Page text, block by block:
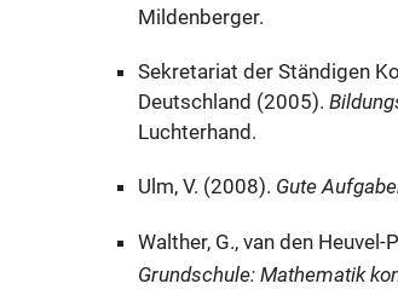
Mildenberger.
Sekretariat der Ständigen
Deutschland (2005).
Luchterhand.
Ulm, V. (2008). Gute
Walther, G., van den Heuvel-
Grundschule: Mathematik